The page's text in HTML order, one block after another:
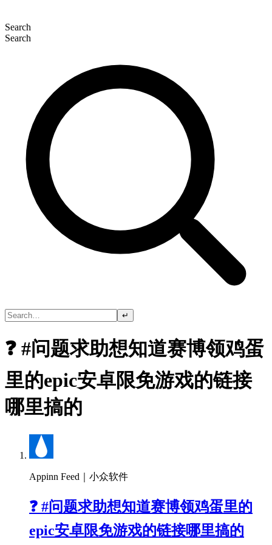
Search
Search
↵
❓ #问题求助想知道赛博领鸡蛋
里的epic安卓限免游戏的链接
哪里搞的
Appinn Feed｜小众软件
❓ #问题求助想知道赛博领鸡蛋里的
epic安卓限免游戏的链接哪里搞的